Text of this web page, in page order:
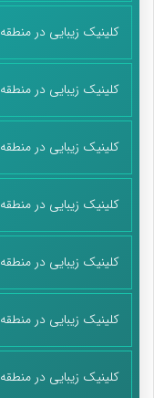
کلینیک زیبایی در منطقه 8
کلینیک زیبایی در منطقه 9
کلینیک زیبایی در منطقه 10
کلینیک زیبایی در منطقه 11
کلینیک زیبایی در منطقه 12
کلینیک زیبایی در منطقه 13
کلینیک زیبایی در منطقه 14